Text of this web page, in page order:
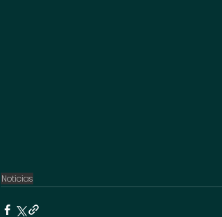
Noticias